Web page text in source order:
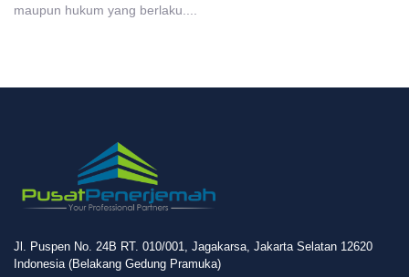
maupun hukum yang berlaku....
Jl. Puspen No. 24B RT. 010/001, Jagakarsa, Jakarta Selatan 12620
Indonesia (Belakang Gedung Pramuka)